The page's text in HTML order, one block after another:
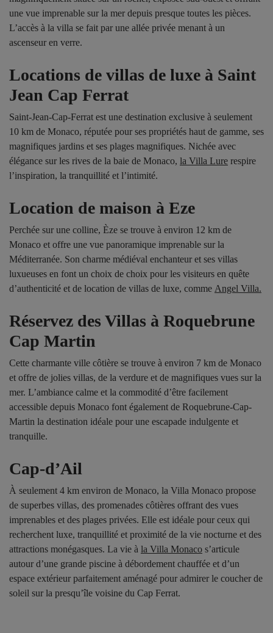
une vue imprenable sur la mer depuis presque toutes les pièces.
L’accès à la villa se fait par une allée privée menant à un
ascenseur en verre.
Locations de villas de luxe à Saint
Jean Cap Ferrat
Saint-Jean-Cap-Ferrat est une destination exclusive à seulement
10 km de Monaco, réputée pour ses propriétés haut de gamme, ses
magnifiques jardins et ses plages magnifiques. Nichée avec
élégance sur les rives de la baie de Monaco, la Villa Lure respire
l’inspiration, la tranquillité et l’intimité.
Location de maison à Eze
Perchée sur une colline, Èze se trouve à environ 12 km de
Monaco et offre une vue panoramique imprenable sur la
Méditerranée. Son charme médiéval enchanteur et ses villas
luxueuses en font un choix de choix pour les visiteurs en quête
d’authenticité et de location de villas de luxe, comme Angel Villa.
Réservez des Villas à Roquebrune
Cap Martin
Cette charmante ville côtière se trouve à environ 7 km de Monaco
et offre de jolies villas, de la verdure et de magnifiques vues sur la
mer. L’ambiance calme et la commodité d’être facilement
accessible depuis Monaco font également de Roquebrune-Cap-
Martin la destination idéale pour une escapade indulgente et
tranquille.
Cap-d’Ail
À seulement 4 km environ de Monaco, la Villa Monaco propose
de superbes villas, des promenades côtières offrant des vues
imprenables et des plages privées. Elle est idéale pour ceux qui
recherchent luxe, tranquillité et proximité de la vie nocturne et des
attractions monégasques. La vie à la Villa Monaco s’articule
autour d’une grande piscine à débordement chauffée et d’un
espace extérieur parfaitement aménagé pour admirer le coucher de
soleil sur la presqu’île voisine du Cap Ferrat.